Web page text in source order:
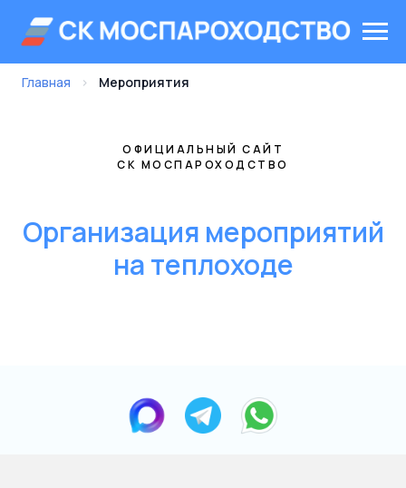
Главная › Мероприятия
ОФИЦИАЛЬНЫЙ САЙТ
СК МОСПАРОХОДСТВО
Организация мероприятий
на теплоходе